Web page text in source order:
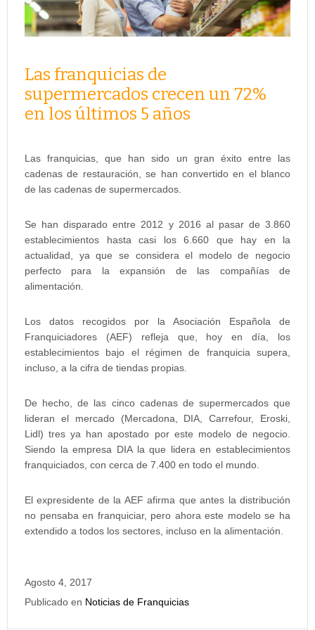
Las franquicias de
supermercados crecen un 72%
en los últimos 5 años
Las franquicias, que han sido un gran éxito entre las
cadenas de restauración, se han convertido en el blanco
de las cadenas de supermercados.
Se han disparado entre 2012 y 2016 al pasar de 3.860
establecimientos hasta casi los 6.660 que hay en la
actualidad, ya que se considera el modelo de negocio
perfecto para la expansión de las compañías de
alimentación.
Los datos recogidos por la Asociación Española de
Franquiciadores (AEF) refleja que, hoy en día, los
establecimientos bajo el régimen de franquicia supera,
incluso, a la cifra de tiendas propias.
De hecho, de las cinco cadenas de supermercados que
lideran el mercado (Mercadona, DIA, Carrefour, Eroski,
Lidl) tres ya han apostado por este modelo de negocio.
Siendo la empresa DIA la que lidera en establecimientos
franquiciados, con cerca de 7.400 en todo el mundo.
El expresidente de la AEF afirma que antes la distribución
no pensaba en franquiciar, pero ahora este modelo se ha
extendido a todos los sectores, incluso en la alimentación.
Agosto 4, 2017
Publicado en Noticias de Franquicias